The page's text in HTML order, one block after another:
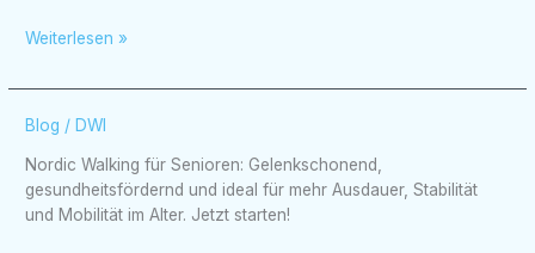
Weiterlesen »
Blog / DWI
Nordic Walking für Senioren: Gelenkschonend,
gesundheitsfördernd und ideal für mehr Ausdauer, Stabilität
und Mobilität im Alter. Jetzt starten!
Nordic
für
Senioren:
Aktiv